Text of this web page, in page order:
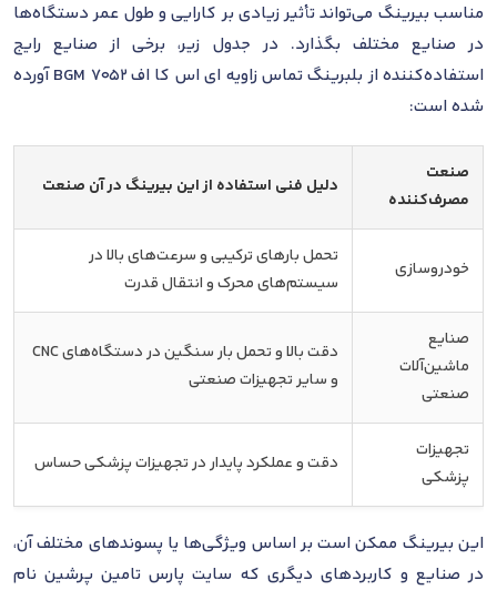
مناسب بیرینگ می‌تواند تأثیر زیادی بر کارایی و طول عمر دستگاه‌ها
در صنایع مختلف بگذارد. در جدول زیر، برخی از صنایع رایج
استفاده‌کننده از بلبرینگ تماس زاویه ای اس کا اف 7052 BGM آورده
شده است:
صنعت
مصرف‌کننده
دلیل فنی استفاده از این بیرینگ در آن صنعت
خودروسازی
تحمل بارهای ترکیبی و سرعت‌های بالا در
سیستم‌های محرک و انتقال قدرت
صنایع
ماشین‌آلات
صنعتی
دقت بالا و تحمل بار سنگین در دستگاه‌های CNC
و سایر تجهیزات صنعتی
تجهیزات
پزشکی
دقت و عملکرد پایدار در تجهیزات پزشکی حساس
این بیرینگ ممکن است بر اساس ویژگی‌ها یا پسوندهای مختلف آن،
در صنایع و کاربردهای دیگری که سایت پارس تامین پرشین نام